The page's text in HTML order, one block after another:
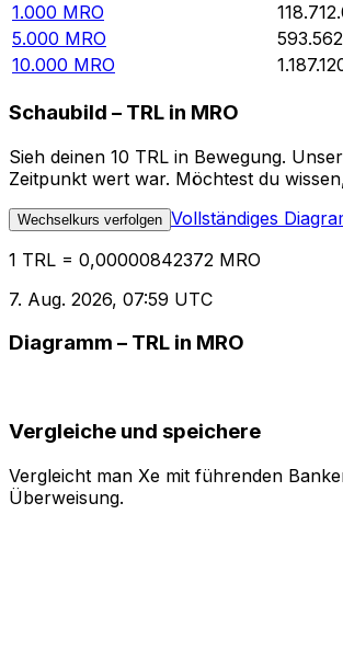
1.000 MRO
5.000 MRO
10.000 MRO
Schaubild – TRL in MRO
Sieh deinen 10 TRL in Bewegung.
Zeitpunkt wert war. Möchtest du
Wechselkurs verfolgen Vollständiges
1 TRL = 0,00000842372 MRO
7. Aug. 2026, 07:59 UTC
Diagramm – TRL in MRO
Vergleiche und speichere
Vergleicht man Xe mit führenden
Überweisung.